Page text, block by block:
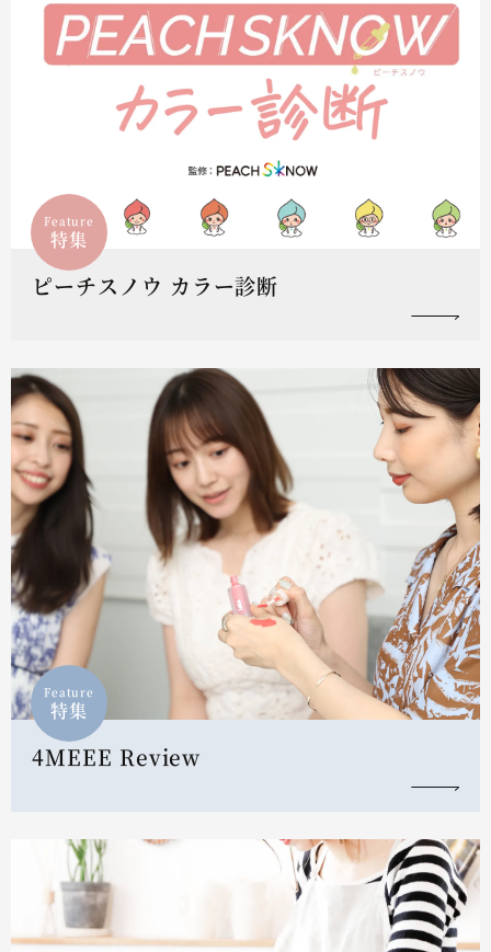
Feature
特集
ピーチスノウ カラー診断
Feature
特集
4MEEE Review